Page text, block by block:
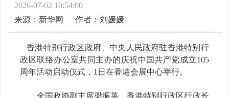
2026-07-02 10:54:00
来源：新华网
作者：刘媛媛
香港特别行政区政府、中央人民政府驻香港特别行
政区联络办公室共同主办的庆祝中国共产党成立105
周年活动启动仪式，1日在香港会展中心举行。
全国政协副主席梁振英、香港特别行政区行政长